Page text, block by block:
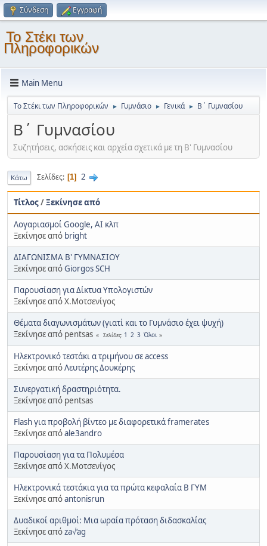
Σύνδεση Εγγραφή
Το Στέκι των
Πληροφορικών
Main Menu
Το Στέκι των Πληροφορικών ► Γυμνάσιο ► Γενικά ► Β΄ Γυμνασίου
Β΄ Γυμνασίου
Συζητήσεις, ασκήσεις και αρχεία σχετικά με τη Β' Γυμνασίου
Κάτω Σελίδες 1 2
Τίτλος/Ξεκίνησε από
Λογαριασμοί Google, AI κλπ
Ξεκίνησε από bright
ΔΙΑΓΩΝΙΣΜΑ Β' ΓΥΜΝΑΣΙΟΥ
Ξεκίνησε απόGiorgos SCH
Παρουσίαση για Δίκτυα Υπολογιστών
Ξεκίνησε από Χ.Μοτσενίγος
Θέματα διαγωνισμάτων (γιατί και το Γυμνάσιο έχει ψυχή)
Ξεκίνησε από pentsas
Σελίδες 1 2 3 Όλοι
Ηλεκτρονικό τεστάκι α τριμήνου σε access
Ξεκίνησε απόΛευτέρης Δουκέρης
Συνεργατική δραστηριότητα.
Ξεκίνησε από pentsas
Flash για προβολή βίντεο με διαφορετικά framerates
Ξεκίνησε απόale3andro
Παρουσίαση για τα Πολυμέσα
Ξεκίνησε από Χ.Μοτσενίγος
Ηλεκτρονικά τεστάκια για τα πρώτα κεφαλαία Β ΓΥΜ
Ξεκίνησε απόantonisrun
Δυαδικοί αριθμοί: Μια ωραία πρόταση διδασκαλίας
Ξεκίνησε απόza√‘ag